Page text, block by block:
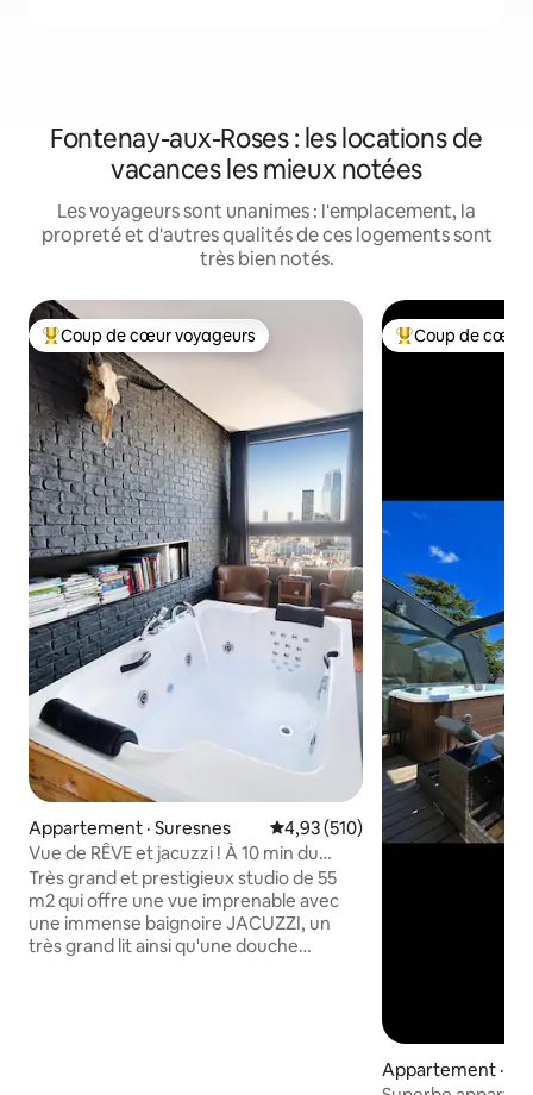
Fontenay-aux-Roses : les locations de
vacances les mieux notées
Les voyageurs sont unanimes : l'emplacement, la
propreté et d'autres qualités de ces logements sont
très bien notés.
Coup de cœur voyageurs parmi les plus aimés
Coup de cœur voyageurs
Appartement · Suresnes Note moyenne de 4,93 sur 5,
4,93 (510)
Vue de RÊVE et jacuzzi ! À 10 min du
centre de PARIS !
Très grand et prestigieux studio de 55
m2 qui offre une vue imprenable avec
une immense baignoire JACUZZI, un
très grand lit ainsi qu'une douche
Coup de cœur
Coup de cœur
Appartement ·